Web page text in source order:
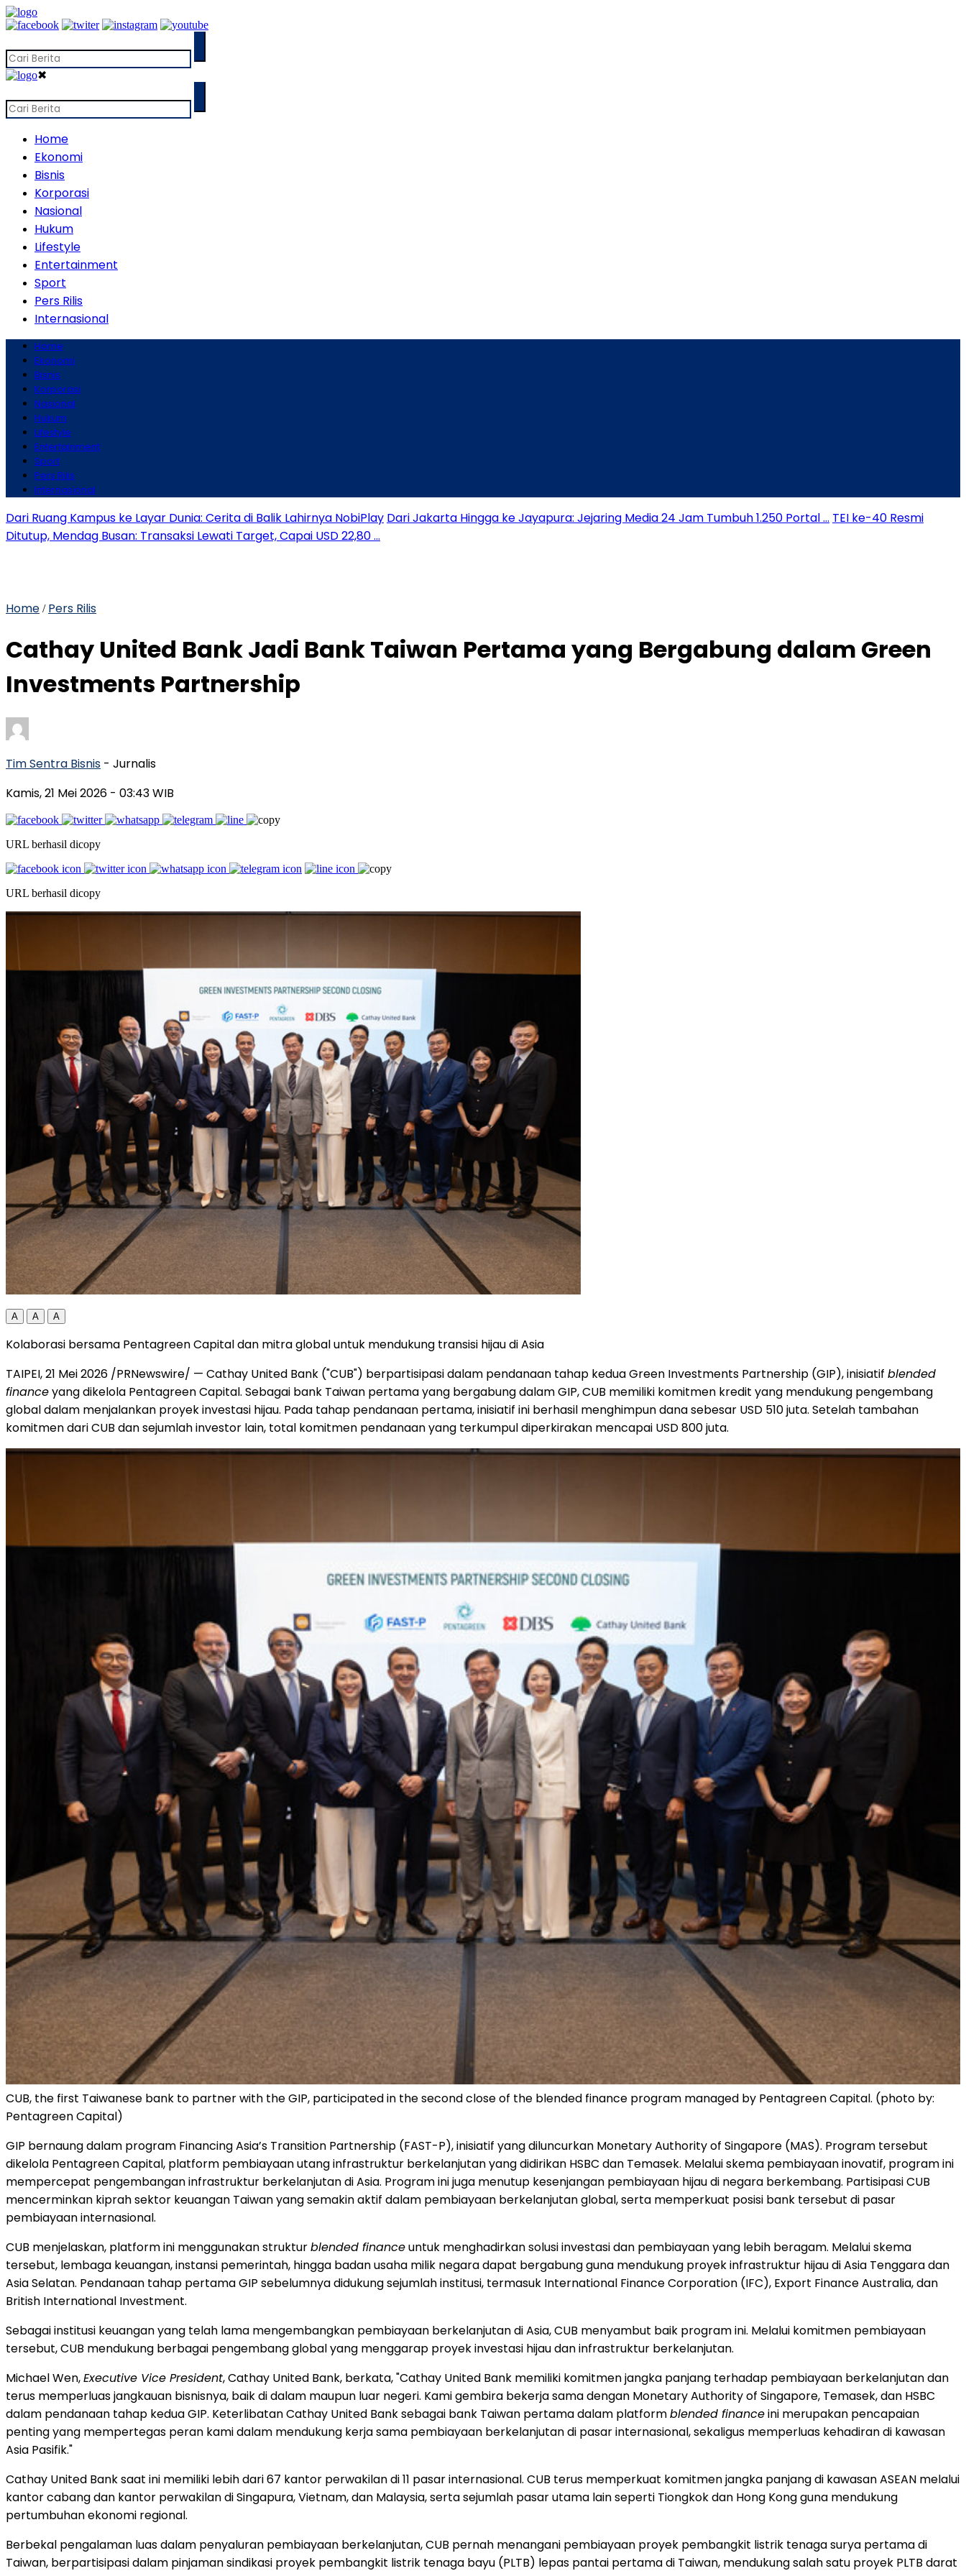
✖
Home
Ekonomi
Bisnis
Korporasi
Nasional
Hukum
Lifestyle
Entertainment
Sport
Pers Rilis
Internasional
Home
Ekonomi
Bisnis
Korporasi
Nasional
Hukum
Lifestyle
Entertainment
Sport
Pers Rilis
Internasional
Dari Ruang Kampus ke Layar Dunia: Cerita di Balik Lahirnya NobiPlay Dari Jakarta Hingga ke Jayapura: Jejaring Media 24 Jam Tumbuh 1.250 Portal … TEI ke-40 Resmi
Ditutup, Mendag Busan: Transaksi Lewati Target, Capai USD 22,80 …
Home / Pers Rilis
Cathay United Bank Jadi Bank Taiwan Pertama yang Bergabung dalam Green
Investments Partnership
Tim Sentra Bisnis - Jurnalis
Kamis, 21 Mei 2026 - 03:43 WIB
URL berhasil dicopy
URL berhasil dicopy
A A A
Kolaborasi bersama Pentagreen Capital dan mitra global untuk mendukung transisi hijau di Asia
TAIPEI, 21 Mei 2026 /PRNewswire/ — Cathay United Bank ("CUB") berpartisipasi dalam pendanaan tahap kedua Green Investments Partnership (GIP), inisiatif blended
financeyang dikelola Pentagreen Capital. Sebagai bank Taiwan pertama yang bergabung dalam GIP, CUB memiliki komitmen kredit yang mendukung pengembang
global dalam menjalankan proyek investasi hijau. Pada tahap pendanaan pertama, inisiatif ini berhasil menghimpun dana sebesar USD 510 juta. Setelah tambahan
komitmen dari CUB dan sejumlah investor lain, total komitmen pendanaanyang terkumpul diperkirakan mencapai USD 800 juta.
CUB, the first Taiwanese bank to partner with the GIP, participated in the second close of the blended finance program managed by Pentagreen Capital. (photo by:
Pentagreen Capital)
GIP bernaung dalam program Financing Asia’s Transition Partnership (FAST-P), inisiatif yang diluncurkan Monetary Authority of Singapore (MAS). Program tersebut
dikelola Pentagreen Capital, platform pembiayaan utang infrastruktur berkelanjutan yang didirikan HSBC dan Temasek. Melalui skema pembiayaan inovatif, program ini
mempercepat pengembangan infrastruktur berkelanjutan di Asia. Program ini juga menutup kesenjangan pembiayaan hijau di negara berkembang. Partisipasi CUB
mencerminkan kiprah sektor keuangan Taiwan yang semakin aktif dalam pembiayaan berkelanjutan global, serta memperkuat posisi bank tersebut di pasar
pembiayaan internasional.
CUB menjelaskan, platform ini menggunakan strukturblended financeuntuk menghadirkan solusi investasi dan pembiayaan yang lebih beragam. Melalui skema
tersebut, lembaga keuangan, instansi pemerintah, hingga badan usaha milik negara dapat bergabung guna mendukung proyek infrastruktur hijau di Asia Tenggara dan
Asia Selatan. Pendanaan tahap pertama GIP sebelumnya didukung sejumlah institusi, termasuk International Finance Corporation (IFC), Export Finance Australia, dan
British International Investment.
Sebagai institusi keuangan yang telah lama mengembangkan pembiayaan berkelanjutan di Asia, CUB menyambut baik program ini. Melalui komitmen pembiayaan
tersebut, CUB mendukung berbagai pengembang global yang menggarap proyek investasi hijau dan infrastruktur berkelanjutan.
Michael Wen,Executive Vice President, Cathay United Bank, berkata, "Cathay United Bank memiliki komitmen jangka panjang terhadap pembiayaan berkelanjutan dan
terus memperluas jangkauan bisnisnya, baik di dalam maupun luar negeri. Kami gembira bekerja sama dengan Monetary Authority of Singapore, Temasek, dan HSBC
dalam pendanaan tahap kedua GIP. Keterlibatan Cathay United Bank sebagai bank Taiwan pertama dalam platformblended financeini merupakan pencapaian
penting yang mempertegas peran kami dalam mendukung kerja sama pembiayaan berkelanjutan di pasar internasional, sekaligus memperluas kehadiran di kawasan
Asia Pasifik."
Cathay United Bank saat ini memiliki lebih dari 67 kantor perwakilan di 11 pasar internasional. CUB terus memperkuat komitmen jangka panjang di kawasan ASEAN melalui
kantor cabang dan kantor perwakilan di Singapura, Vietnam, dan Malaysia, serta sejumlah pasar utama lain seperti Tiongkok dan Hong Kong guna mendukung
pertumbuhan ekonomi regional.
Berbekal pengalaman luas dalam penyaluran pembiayaan berkelanjutan, CUB pernah menangani pembiayaan proyek pembangkit listrik tenaga surya pertama di
Taiwan, berpartisipasi dalam pinjaman sindikasi proyek pembangkit listrik tenaga bayu (PLTB) lepas pantai pertama di Taiwan, mendukung salah satu proyek PLTB darat